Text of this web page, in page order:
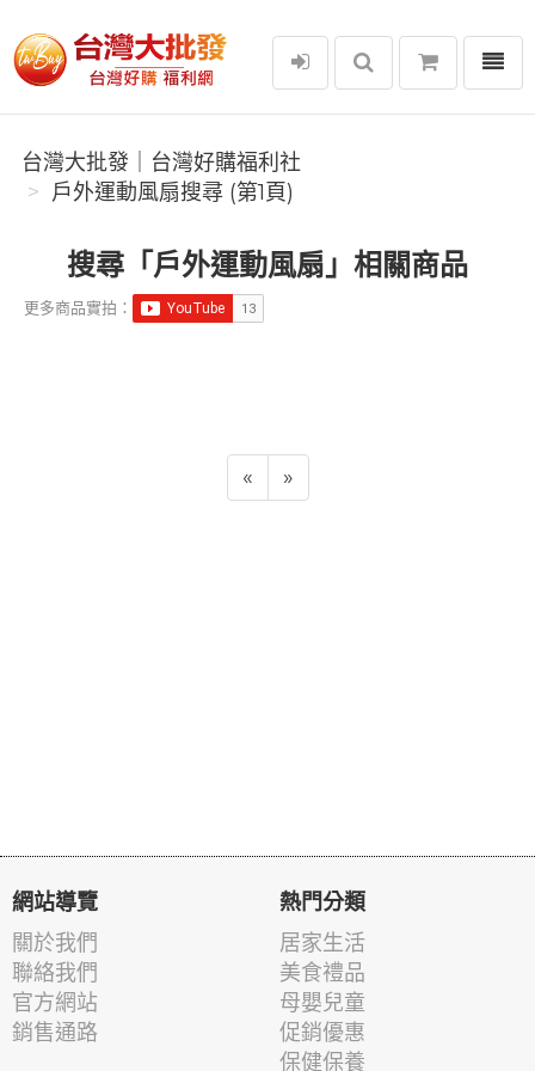
台灣大批發｜台灣好購福利社
選單
台灣大批發｜台灣好購福利社
戶外運動風扇搜尋 (第1頁)
搜尋「戶外運動風扇」相關商品
更多商品實拍：
« »
網站導覽
關於我們
聯絡我們
官方網站
銷售通路
熱門分類
居家生活
美食禮品
母嬰兒童
促銷優惠
保健保養